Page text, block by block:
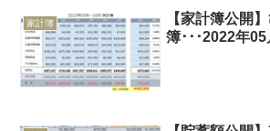
家計簿
【家計簿公開
簿･･･2022年